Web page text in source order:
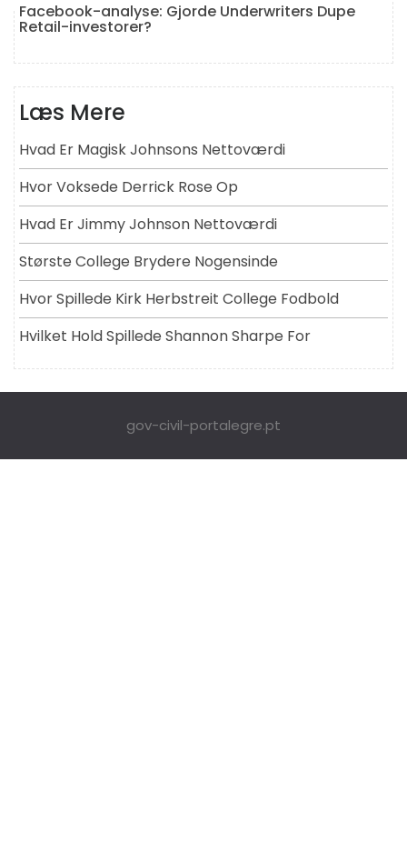
Facebook-analyse: Gjorde Underwriters Dupe
Retail-investorer?
Læs Mere
Hvad Er Magisk Johnsons Nettoværdi
Hvor Voksede Derrick Rose Op
Hvad Er Jimmy Johnson Nettoværdi
Største College Brydere Nogensinde
Hvor Spillede Kirk Herbstreit College Fodbold
Hvilket Hold Spillede Shannon Sharpe For
gov-civil-portalegre.pt